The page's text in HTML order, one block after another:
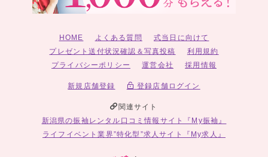
HOME よくある質問
式当日に向けて
プレゼント送付状況確認＆写真投稿
利用規約
プライバシーポリシー
運営会社 採用情報
新規店舗登録 登録店舗ログイン
関連サイト
新潟県の振袖レンタル口コミ情報サイト『My振袖』
ライフイベント業界”特化型”求人サイト『My求人』